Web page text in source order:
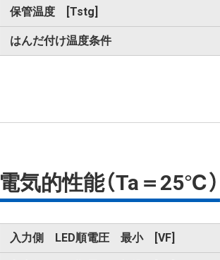
保管温度 [Tstg]
はんだ付け温度条件
電気的性能（Ta＝25℃）
入力側 LED順電圧 最小 [VF]